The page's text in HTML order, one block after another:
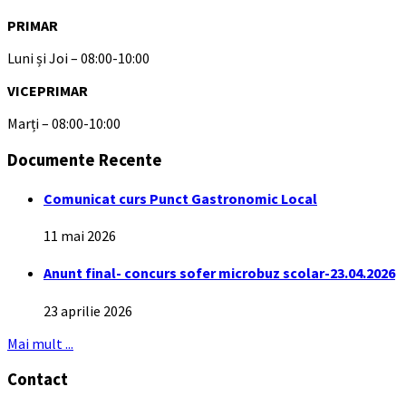
PRIMAR
Luni și Joi – 08:00-10:00
VICEPRIMAR
Marți – 08:00-10:00
Documente Recente
Comunicat curs Punct Gastronomic Local
11 mai 2026
Anunt final- concurs sofer microbuz scolar-23.04.2026
23 aprilie 2026
Mai mult ...
Contact